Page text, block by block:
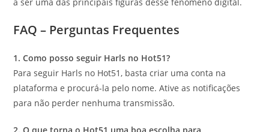
FAQ – Perguntas Frequentes
1. Como posso seguir Harls no Hot51?
Para seguir Harls no Hot51, basta criar uma conta na
plataforma e procurá-la pelo nome. Ative as notificações
para não perder nenhuma transmissão.